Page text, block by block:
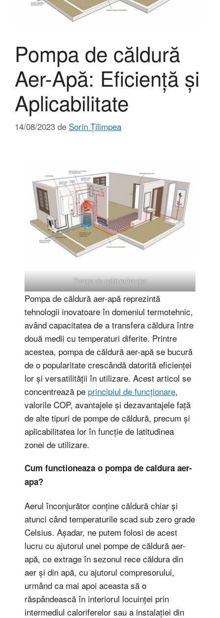
Pompa de căldură
Aer-Apă: Eficiență și
Aplicabilitate
14/08/2023 de Sorin Țilimpea
Pompa de calduraAer-apa
Pompa de căldură aer-apă reprezintă
tehnologii inovatoare în domeniul termotehnic,
având capacitatea de a transfera căldura între
două medii cu temperaturi diferite. Printre
acestea, pompa de căldură aer-apă se bucură
de o popularitate crescândă datorită eficienței
lor și versatilității în utilizare. Acest articol se
concentrează pe principiul de funcționare,
valorile COP, avantajele și dezavantajele față
de alte tipuri de pompe de căldură, precum și
aplicabilitatea lor în funcție de latitudinea
zonei de utilizare.
Cum functioneaza o pompa de caldura aer-
apa?
Aerul înconjurător conține căldură chiar și
atunci când temperaturile scad sub zero grade
Celsius. Așadar, ne putem folosi de acest
lucru cu ajutorul unei pompe de căldură aer-
apă, ce extrage în sezonul rece căldura din
aer și din apă, cu ajutorul compresorului,
urmând ca mai apoi aceasta să o
răspândească în interiorul locuinței prin
intermediul caloriferelor sau a instalației din